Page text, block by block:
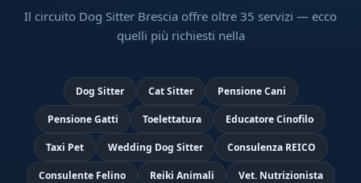
Il circuito Dog Sitter Brescia offre oltre 35 servizi — ecco
quelli più richiesti nella
Dog Sitter Cat Sitter Pensione Cani
Pensione Gatti Toelettatura Educatore Cinofilo
Taxi Pet Wedding Dog Sitter Consulenza REICO
Consulente Felino Reiki Animali Vet. Nutrizionista